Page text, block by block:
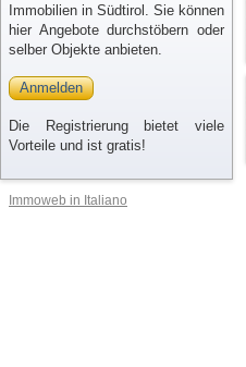
Immobilien in Südtirol. Sie können
hier Angebote durchstöbern oder
selber Objekte anbieten.
Anmelden
Die Registrierung bietet viele
Vorteile und ist gratis!
Immoweb in Italiano